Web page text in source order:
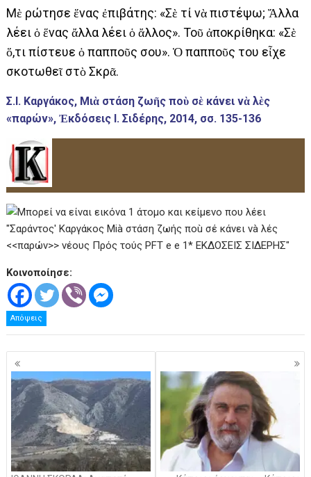
Μὲ ρώτησε ἕνας ἐπιβάτης: «Σὲ τί νὰ πιστέψω; Ἄλλα
λέει ὁ ἕνας ἄλλα λέει ὁ ἄλλος». Τοῦ ἀποκρίθηκα: «Σὲ
ὅ,τι πίστευε ὁ παπποῦς σου». Ὁ παπποῦς του εἶχε
σκοτωθεῖ στὸ Σκρᾶ.
Σ.Ι. Καργάκος, Μιὰ στάση ζωῆς ποὺ σὲ κάνει νὰ λὲς
«παρών», Ἐκδόσεις Ι. Σιδέρης, 2014, σσ. 135-136
Κοινοποίησε:
Απόψεις
Πλοήγηση
άρθρων